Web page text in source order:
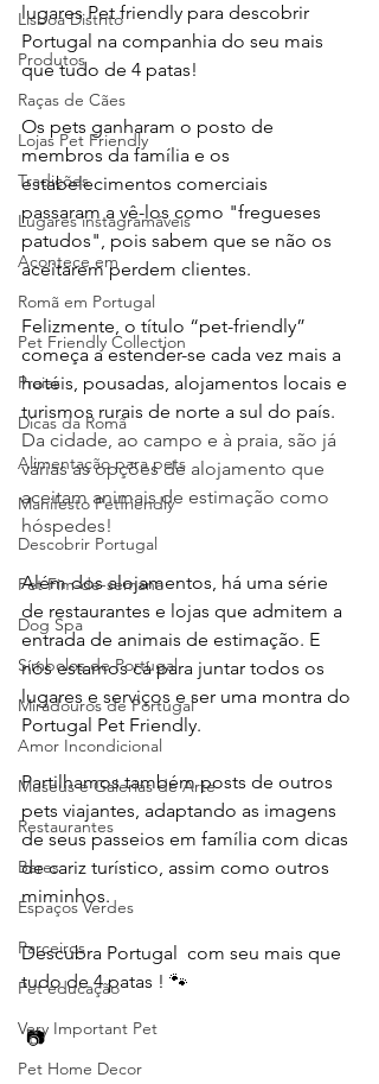
Lisboa Distrito
Produtos
Raças de Cães
Lojas Pet Friendly
Tradições
Lugares instagramáveis
Acontece em
Romã em Portugal
Pet Friendly Collection
Praias
Dicas da Romã
Alimentação para pets
Manifesto Petfriendly
Descobrir Portugal
Pet Fim-de-semana
Dog Spa
Símbolos de Portugal
Miradouros de Portugal
Amor Incondicional
Museus e Galerias de Arte
Restaurantes
Bares
Espaços Verdes
Parceiros
Pet educação
Very Important Pet
Pet Home Decor
lugares Pet friendly para descobrir
Portugal na companhia do seu mais
que tudo de 4 patas!
Os pets ganharam o posto de
membros da família e os
estabelecimentos comerciais
passaram a vê-los como "fregueses
patudos", pois sabem que se não os
aceitarem perdem clientes.
Felizmente, o título “pet-friendly”
começa a estender-se cada vez mais a
hotéis, pousadas, alojamentos locais e
turismos rurais de norte a sul do país.
Da cidade, ao campo e à praia, são já
várias as opções de alojamento que
aceitam animais de estimação como
hóspedes!
Além dos alojamentos, há uma série
de restaurantes e lojas que admitem a
entrada de animais de estimação. E
nós estamos cá para juntar todos os
lugares e serviços e ser uma montra do
Portugal Pet Friendly.
Partilhamos também posts de outros
pets viajantes, adaptando as imagens
de seus passeios em família com dicas
de cariz turístico, assim como outros
miminhos.
Descubra Portugal  com seu mais que
tudo de 4 patas ! 🐾
📷